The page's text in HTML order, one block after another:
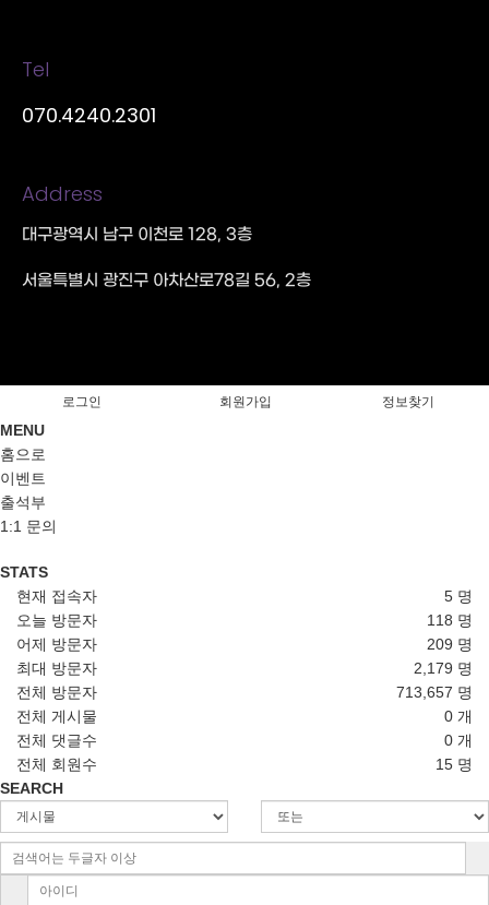
Tel
070.4240.2301
Address
대구광역시 남구 이천로 128, 3층
서울특별시 광진구 아차산로78길 56, 2층
로그인 회원가입 정보찾기
MENU
홈으로
이벤트
출석부
1:1 문의
STATS
5 명
현재 접속자
118 명
오늘 방문자
209 명
어제 방문자
2,179 명
최대 방문자
713,657 명
전체 방문자
0 개
전체 게시물
0 개
전체 댓글수
15 명
전체 회원수
SEARCH